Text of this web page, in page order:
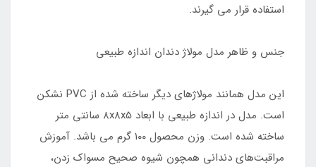
استفاده قرار می گیرند.
جنس و ظاهر مدل مولاژ دندان اندازه طبیعی
این مدل همانند مولاژهای دیگر ساخته شده از PVC نشکن
است. مدل در اندازه طبیعی با ابعاد ۸x8x5 سانتی متر
ساخته شده است. وزن محصول ۱۰۰ گرم می باشد. آموزش
مراقبت‌های دندانی همچون شیوه صحیح مسواک زدن،